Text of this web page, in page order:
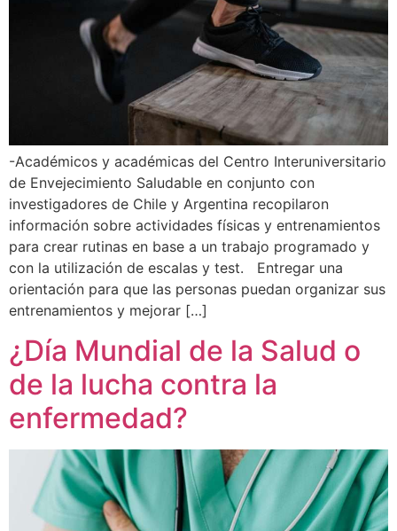
-Académicos y académicas del Centro Interuniversitario
de Envejecimiento Saludable en conjunto con
investigadores de Chile y Argentina recopilaron
información sobre actividades físicas y entrenamientos
para crear rutinas en base a un trabajo programado y
con la utilización de escalas y test. Entregar una
orientación para que las personas puedan organizar sus
entrenamientos y mejorar […]
¿Día Mundial de la Salud o
de la lucha contra la
enfermedad?